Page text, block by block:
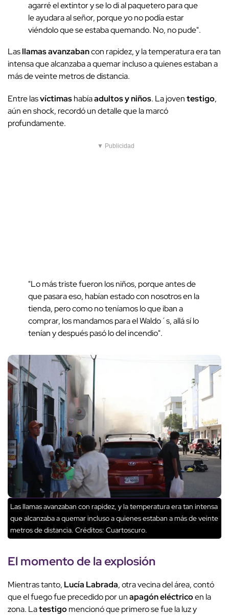
agarré el extintor y se lo di al paquetero para que
le ayudara al señor, porque yo no podía estar
viéndolo que se estaba quemando. No, no pude".
Lasllamas avanzabancon rapidez, y la temperatura era tan
intensa que alcanzaba a quemar incluso a quienes estaban a
más de veinte metros de distancia.
Entre lasvíctimashabíaadultos y niños. La joventestigo,
aún en shock, recordó un detalle que la marcó
profundamente.
▼ Publicidad
"Lo más triste fueron los niños, porque antes de
que pasara eso, habían estado con nosotros en la
tienda, pero como no teníamos lo que iban a
comprar, los mandamos para el Waldo´s, allá sí lo
tenían y después pasó lo del incendio".
Las llamas avanzaban con rapidez, y la temperatura era tan intensa
que alcanzaba a quemar incluso a quienes estaban a más de veinte
metros de distancia. Créditos: Cuartoscuro.
El momento de laexplosión
Mientras tanto, Lucía Labrada, otra vecina del área, contó
que el fuego fue precedido por unapagón eléctricoen la
zona. Latestigomencionó que primero se fue la luz y